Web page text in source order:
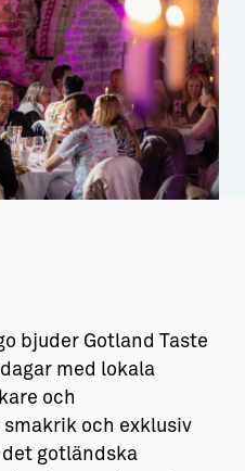
bjuder Gotland Taste
med lokala
och
och exklusiv
gotländska